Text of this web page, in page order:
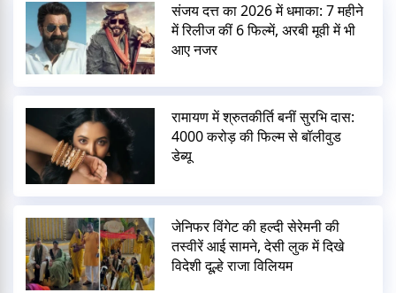
संजय दत्त का 2026 में धमाका: 7 महीने
में रिलीज कीं 6 फिल्में, अरबी मूवी में भी
आए नजर
रामायण में श्रुतकीर्ति बनीं सुरभि दास:
4000 करोड़ की फिल्म से बॉलीवुड
डेब्यू
जेनिफर विंगेट की हल्दी सेरेमनी की
तस्वीरें आई सामने, देसी लुक में दिखे
विदेशी दूल्हे राजा विलियम